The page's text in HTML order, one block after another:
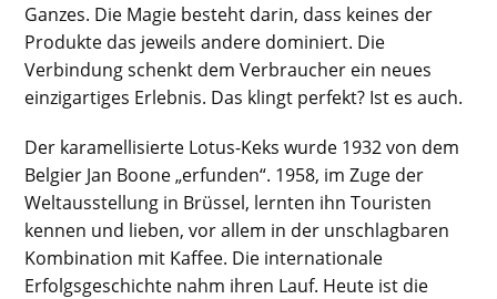
Ganzes. Die Magie besteht darin, dass keines der
Produkte das jeweils andere dominiert. Die
Verbindung schenkt dem Verbraucher ein neues
einzigartiges Erlebnis. Das klingt perfekt? Ist es auch.
Der karamellisierte Lotus-Keks wurde 1932 von dem
Belgier Jan Boone „erfunden“. 1958, im Zuge der
Weltausstellung in Brüssel, lernten ihn Touristen
kennen und lieben, vor allem in der unschlagbaren
Kombination mit Kaffee. Die internationale
Erfolgsgeschichte nahm ihren Lauf. Heute ist die